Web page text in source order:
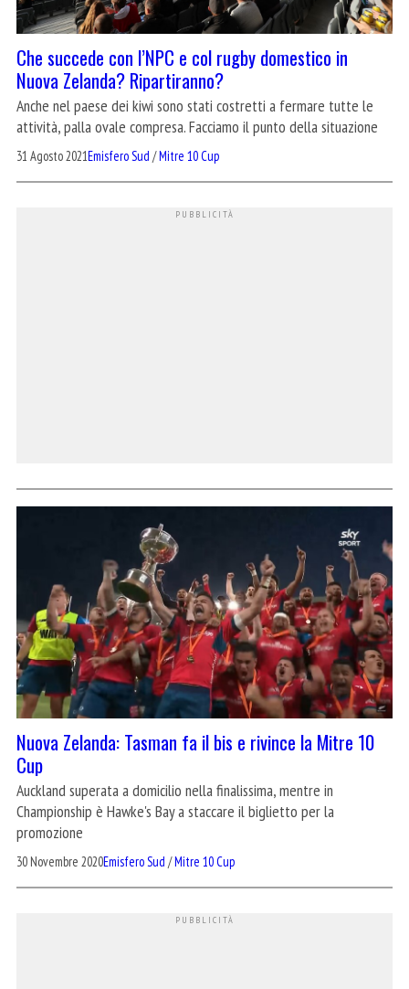
Che succede con l’NPC e col rugby domestico in
Nuova Zelanda? Ripartiranno?
Anche nel paese dei kiwi sono stati costretti a fermare tutte le
attività, palla ovale compresa. Facciamo il punto della situazione
31 Agosto 2021Emisfero Sud /Mitre 10 Cup
Nuova Zelanda: Tasman fa il bis e rivince la Mitre 10
Cup
Auckland superata a domicilio nella finalissima, mentre in
Championship è Hawke's Bay a staccare il biglietto per la
promozione
30 Novembre 2020Emisfero Sud /Mitre 10 Cup